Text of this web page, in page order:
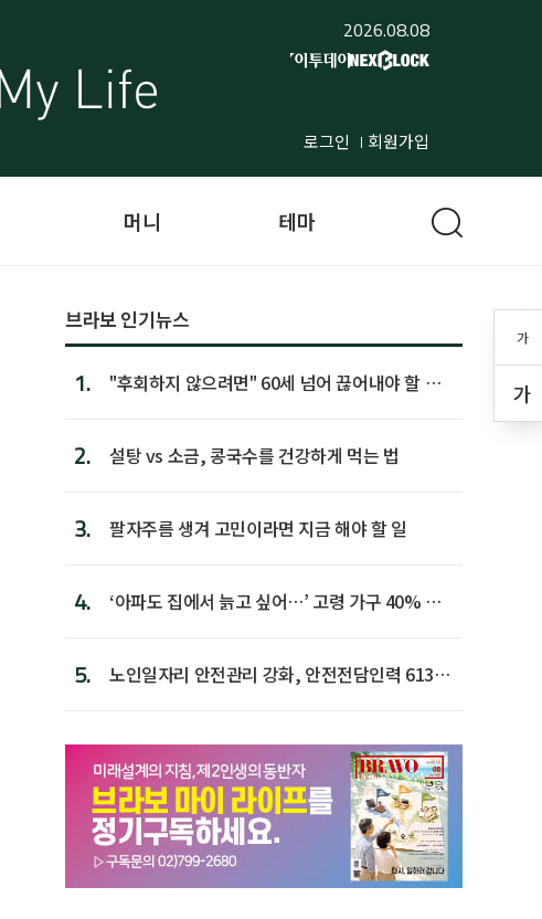
2026.08.08
로그인 회원가입
가
가
머니 테마
브라보 인기뉴스
1.
"후회하지 않으려면" 60세 넘어 끊어내야 할 사
2. 설탕 vs 소금, 콩국수를 건강하게 먹는 법
3. 팔자주름 생겨 고민이라면 지금 해야 할 일
4.
‘아파도 집에서 늙고 싶어…’ 고령 가구 40% 노
5.
노인일자리 안전관리 강화, 안전전담인력 613명